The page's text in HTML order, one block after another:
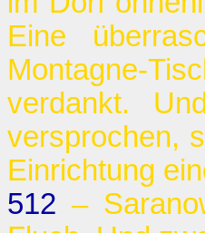
Eine
Montagne-
verdankt.
versprochen,
Einrichtung
512 –